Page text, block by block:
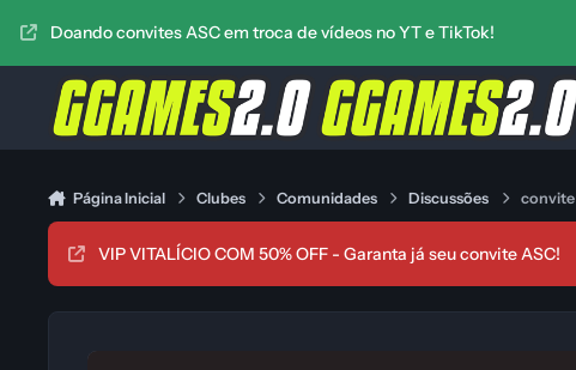
Doando convites ASC em troca de vídeos no YT e TikTok!
Página Inicial Clubes Comunidades Discussões convite
VIP VITALÍCIO COM 50% OFF - Garanta já seu convite ASC!